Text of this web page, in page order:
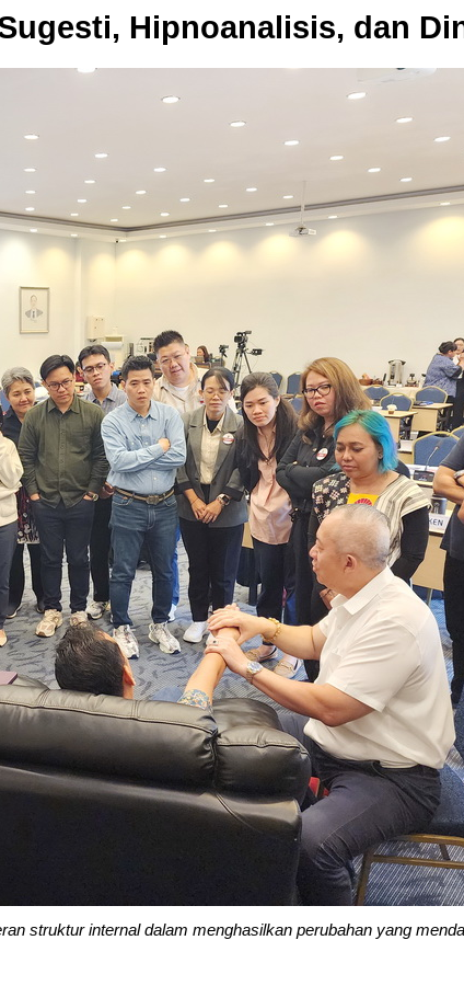
Hipnoanalisis, dan
struktur internal dalam menghasilkan perubahan yang